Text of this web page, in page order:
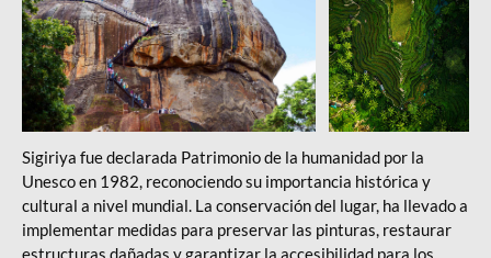
Sigiriya fue declarada Patrimonio de la humanidad por la
Unesco en 1982, reconociendo su importancia histórica y
cultural a nivel mundial. La conservación del lugar, ha llevado a
implementar medidas para preservar las pinturas, restaurar
estructuras dañadas y garantizar la accesibilidad para los